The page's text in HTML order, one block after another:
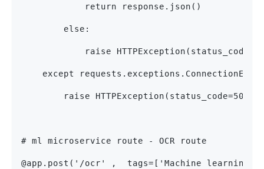
            return response.json()
        else:
raise
except
raise HTTPException(status_code=503,
# ml microservice route - OCR route
@app.post('/ocr' ,  tags=['Machine learning